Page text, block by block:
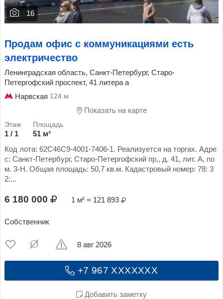
16
Продам офис с коммуникациями есть
электричество
Ленинградская область, Санкт-Петербург, Старо-
Петергофский проспект, 41 литера а
Нарвская 124 м
Показать на карте
1 / 1
51 м²
Код лота: 62C46C9-4001-7406-1. Реализуется на торгах. Адре
с: Санкт-Петербург, Старо-Петергофский пр,, д. 41, лит. А, по
м. 3-Н. Общая площадь: 50,7 кв.м. Кадастровый номер: 78: 3
2:...
6 180 000 1 м² = 121 893
Собственник
+7 967 XXXXXXX
Добавить заметку
8 авг 2026